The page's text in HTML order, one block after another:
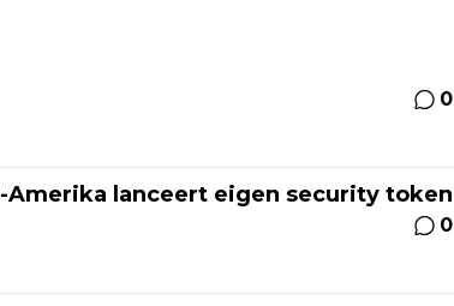
0
lanceert eigen security token
0